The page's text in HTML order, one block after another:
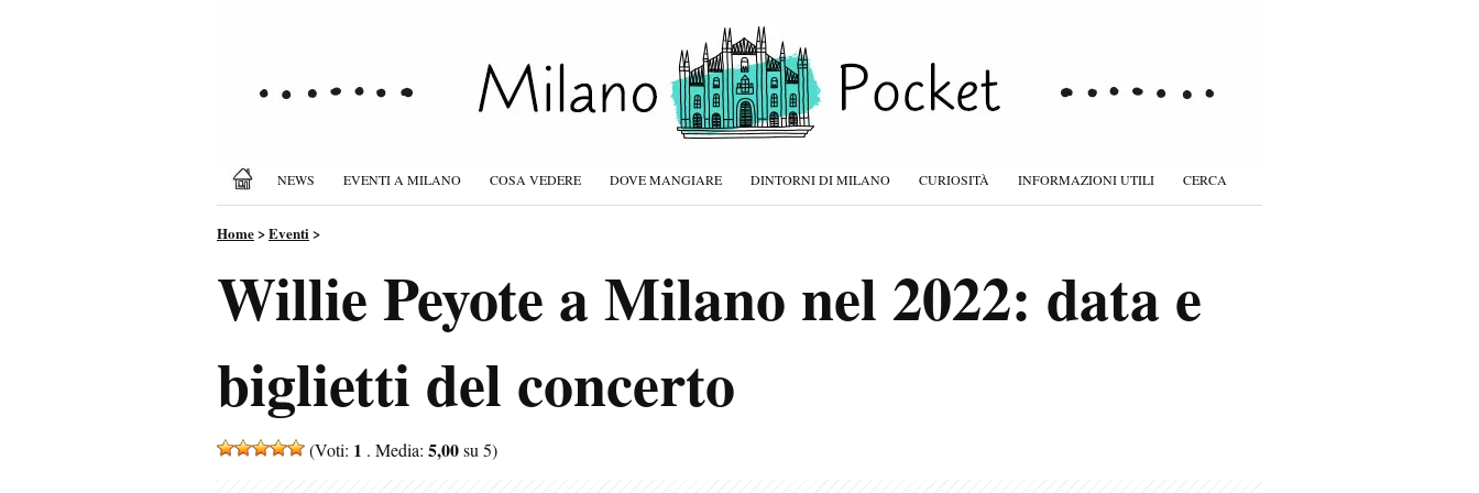
NEWS EVENTI A MILANO COSA VEDERE DOVE MANGIARE DINTORNI DI MILANO CURIOSITÀ INFORMAZIONI UTILI CERCA
Home>Eventi>
Willie Peyote a Milano nel 2022: data e
biglietti del concerto
(Voti: 1 . Media: 5,00su 5)